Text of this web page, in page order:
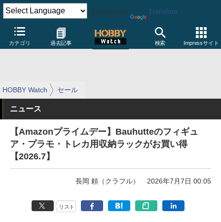
Powered by Translate
カテゴリ 過去記事 検索 Impressサイト
HOBBY Watch セール
ニュース
【Amazonプライムデー】Bauhutteのフィギュ
ア・プラモ・トレカ用収納ラックがお買い得
【2026.7】
長岡 頼（クラフル） 2026年7月7日 00:05
リスト